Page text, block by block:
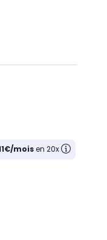
moisen 20x